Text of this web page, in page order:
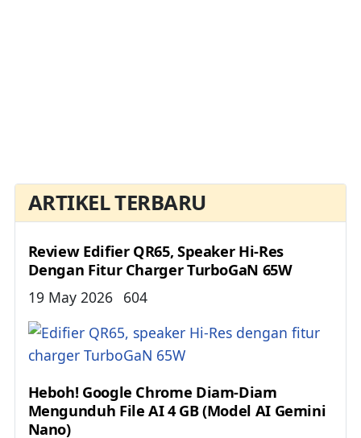
ARTIKEL TERBARU
Review Edifier QR65, Speaker Hi-Res
Dengan Fitur Charger TurboGaN 65W
Details
19 May 2026 604
Heboh! Google Chrome Diam-Diam
Mengunduh File AI 4 GB (Model AI Gemini
Nano)